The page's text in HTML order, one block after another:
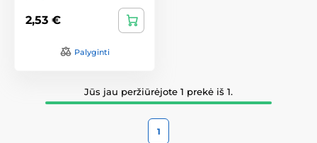
2,53 €
Palyginti
Jūs jau peržiūrėjote 1 prekė iš 1.
1